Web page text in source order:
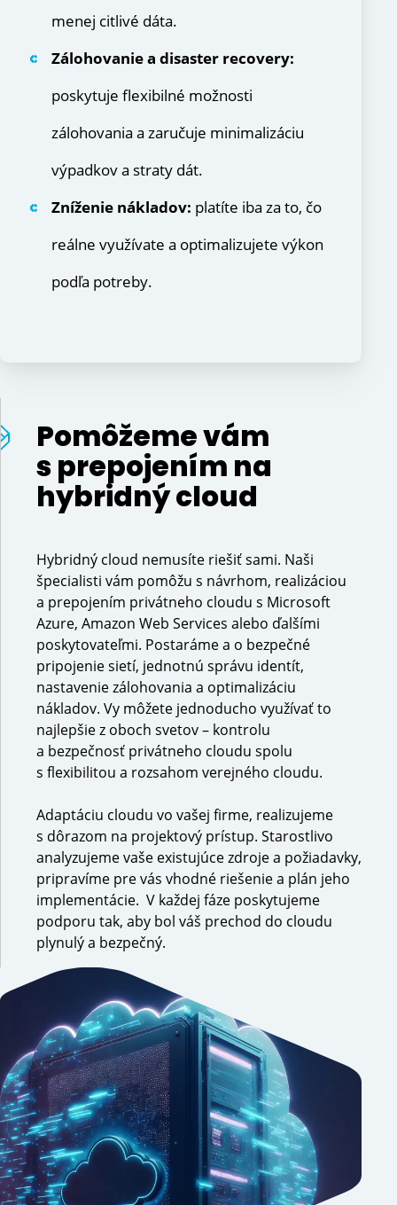
menej citlivé dáta.
Zálohovanie a disaster recovery:
poskytuje flexibilné možnosti
zálohovania a zaručuje minimalizáciu
výpadkov a straty dát.
Zníženie nákladov: platíte iba za to, čo
reálne využívate a optimalizujete výkon
podľa potreby.
Pomôžeme vám
s prepojením na
hybridný cloud
Hybridný cloud nemusíte riešiť sami. Naši
špecialisti vám pomôžu s návrhom, realizáciou
a prepojením privátneho cloudu s Microsoft
Azure, Amazon Web Services alebo ďalšími
poskytovateľmi. Postaráme a o bezpečné
pripojenie sietí, jednotnú správu identít,
nastavenie zálohovania a optimalizáciu
nákladov. Vy môžete jednoducho využívať to
najlepšie z oboch svetov – kontrolu
a bezpečnosť privátneho cloudu spolu
s flexibilitou a rozsahom verejného cloudu.
Adaptáciu cloudu vo vašej firme, realizujeme
s dôrazom na projektový prístup. Starostlivo
analyzujeme vaše existujúce zdroje a požiadavky,
pripravíme pre vás vhodné riešenie a plán jeho
implementácie. V každej fáze poskytujeme
podporu tak, aby bol váš prechod do cloudu
plynulý a bezpečný.
Predchádzajúci